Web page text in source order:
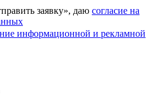
заявку», даю согласие на
информационной и рекламной